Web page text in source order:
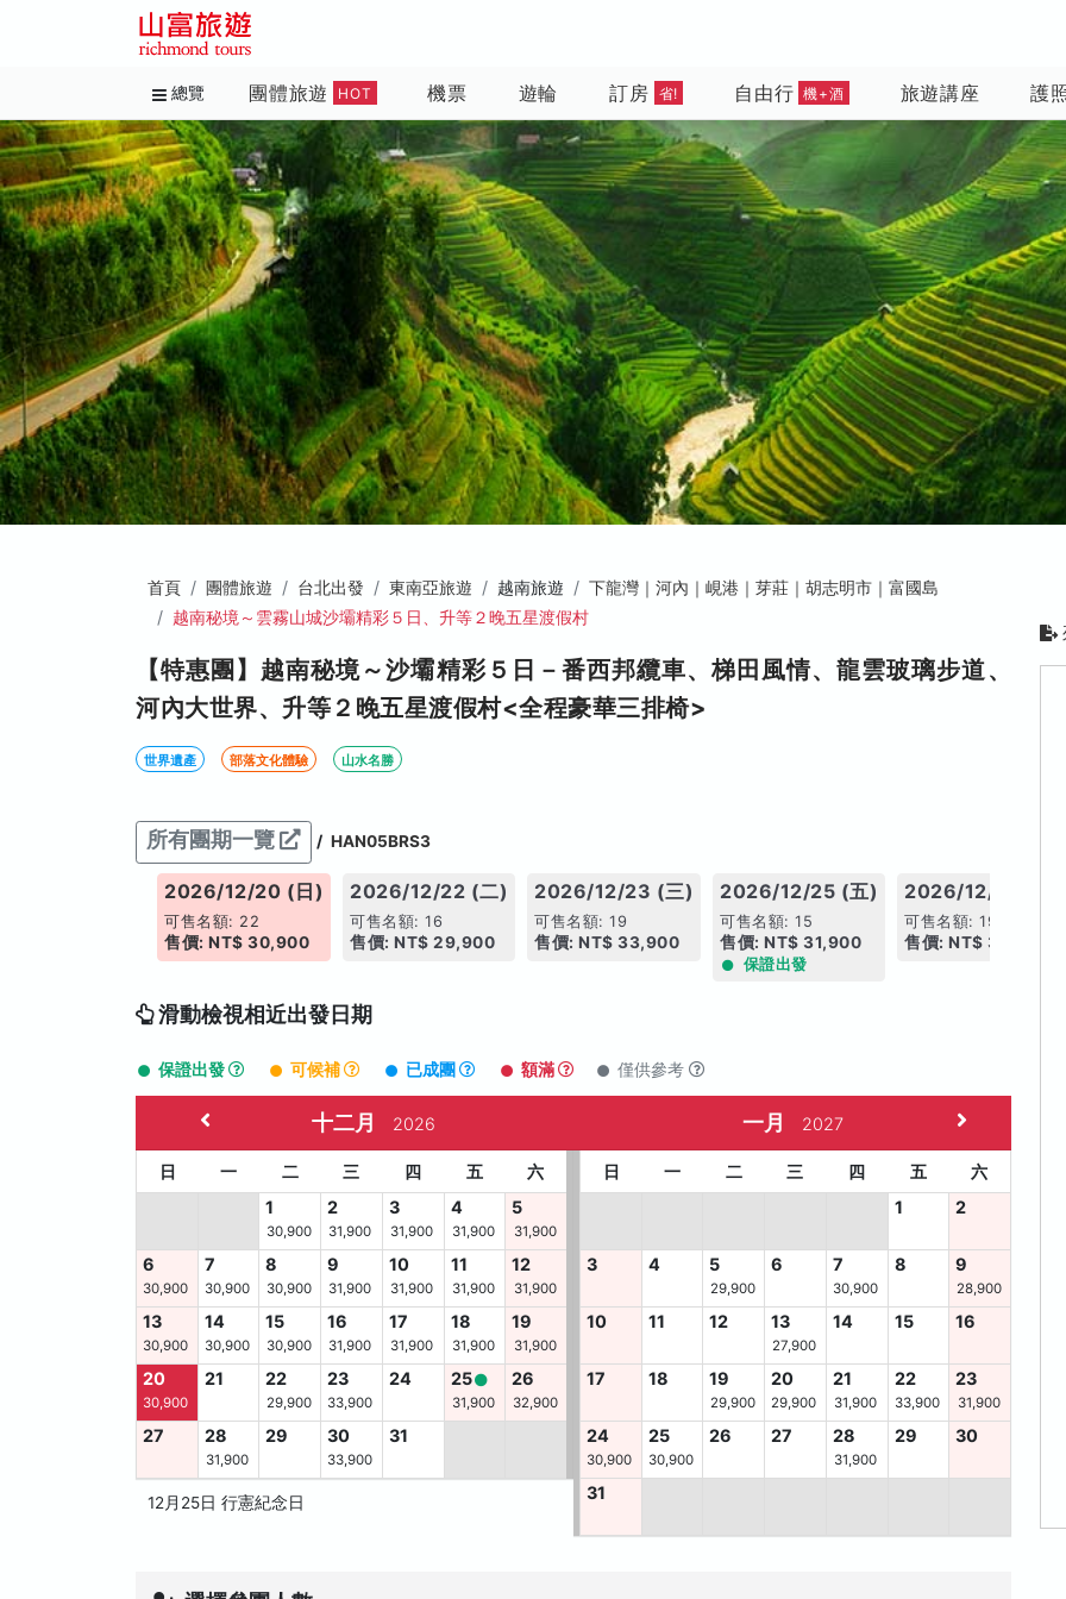
總覽 團體旅遊 HOT 機票 遊輪 訂房 省! 自由行 機+酒 旅遊講座 護
首頁 團體旅遊 台北出發 東南亞旅遊 越南旅遊
下龍灣｜河內｜峴港｜芽莊｜胡志明市｜富國島
越南秘境～雲霧山城沙壩精彩５日、升等２晚五星渡假村
【特惠團】越南秘境～沙壩精彩５日－番西邦纜車、梯田風情、龍雲玻璃步道、
河內大世界、升等２晚五星渡假村<全程豪華三排椅>
世界遺產 部落文化體驗 山水名勝
所有團期一覽 / HAN05BRS3
2026/12/20 (日)
可售名額: 22
售價: NT$ 30,900
2026/12/22 (二)
可售名額: 16
售價: NT$ 29,900
2026/12/23 (三)
可售名額: 19
售價: NT$ 33,900
2026/12/25 (五)
可售名額: 15
售價: NT$ 31,900
保證出發
2026/12/26 (六)
可售名額: 19
售價: NT$ 32,900
滑動檢視相近出發日期
保證出發 可候補 已成團 額滿 僅供參考
十二月 2026
日 一 二 三 四 五
六
1
30,900
2
31,900
3
31,900
4
31,900
5
31,900
6
30,900
7
30,900
8
30,900
9
31,900
10
31,900
11
31,900
12
31,900
13
30,900
14
30,900
15
30,900
16
31,900
17
31,900
18
31,900
19
31,900
20
30,900
21 22
29,900
23
33,900
24 25
31,900
26
32,900
27 28
31,900
29 30
33,900
31
12月25日 行憲紀念日
一月 2027
日 一 二 三 四 五
六
1
2
3 4 5
29,900
6 7
30,900
8 9
28,900
10 11 12 13
27,900
14 15 16
17 18 19
29,900
20
29,900
21
31,900
22
33,900
23
31,900
24
30,900
25
30,900
26 27 28
31,900
29 30
31